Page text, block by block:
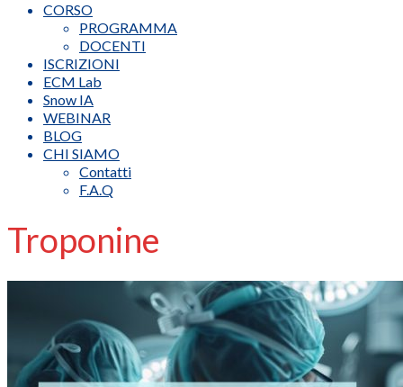
CORSO
PROGRAMMA
DOCENTI
ISCRIZIONI
ECM Lab
Snow IA
WEBINAR
BLOG
CHI SIAMO
Contatti
F.A.Q
Troponine